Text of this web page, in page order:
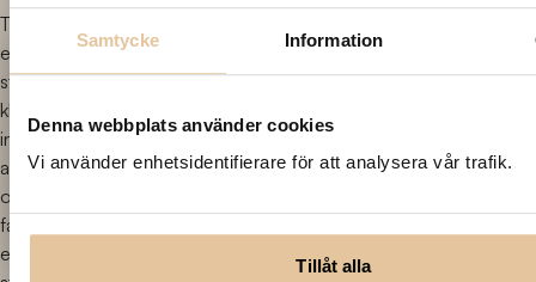
Samtycke Information
Denna webbplats använder cookies
Vi använder enhetsidentifierare för att analysera vår trafik.
Tillåt alla
Ta
ett
stort
kliv
in i
arbetslivet
och
få
ett
Ambea Traineeprogram
Verksamhetsutveckling/tech
samt Sociologi/HR
Ansök senast: Mer info kommer senare Läs